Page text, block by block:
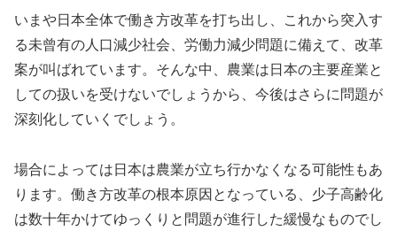
いまや日本全体で働き方改革を打ち出し、これから突入す
る未曾有の人口減少社会、労働力減少問題に備えて、改革
案が叫ばれています。そんな中、農業は日本の主要産業と
しての扱いを受けないでしょうから、今後はさらに問題が
深刻化していくでしょう。
場合によっては日本は農業が立ち行かなくなる可能性もあ
ります。働き方改革の根本原因となっている、少子高齢化
は数十年かけてゆっくりと問題が進行した緩慢なものでし